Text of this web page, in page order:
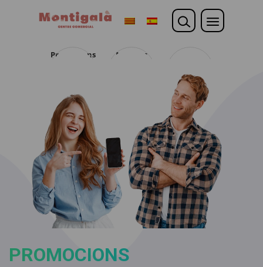
Promocions Noticies
PROMOCIONS